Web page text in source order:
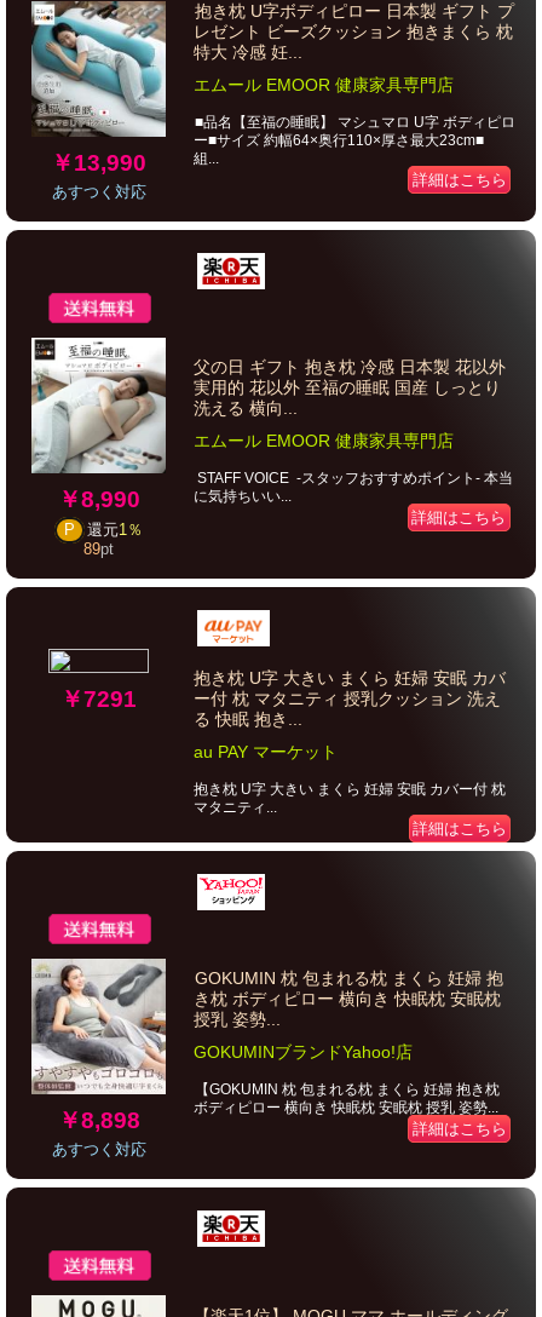
￥13,990
あすつく対応
抱き枕 U字ボディピロー 日本製 ギフト プ
レゼント ビーズクッション 抱きまくら 枕
特大 冷感 妊...
エムール EMOOR 健康家具専門店
■品名【至福の睡眠】 マシュマロ U字 ボディピロ
ー■サイズ 約幅64×奥行110×厚さ最大23cm■
組...
詳細はこちら
￥8,990
P 還元1％
89pt
父の日 ギフト 抱き枕 冷感 日本製 花以外
実用的 花以外 至福の睡眠 国産 しっとり
洗える 横向...
エムール EMOOR 健康家具専門店
STAFF VOICE -スタッフおすすめポイント- 本当
に気持ちいい...
詳細はこちら
￥7291
抱き枕 U字 大きい まくら 妊婦 安眠 カバ
ー付 枕 マタニティ 授乳クッション 洗え
る 快眠 抱き...
au PAY マーケット
抱き枕 U字 大きい まくら 妊婦 安眠 カバー付 枕
マタニティ...
詳細はこちら
￥8,898
あすつく対応
GOKUMIN 枕 包まれる枕 まくら 妊婦 抱
き枕 ボディピロー 横向き 快眠枕 安眠枕
授乳 姿勢...
GOKUMINブランドYahoo!店
【GOKUMIN 枕 包まれる枕 まくら 妊婦 抱き枕
ボディピロー 横向き 快眠枕 安眠枕 授乳 姿勢...
詳細はこちら